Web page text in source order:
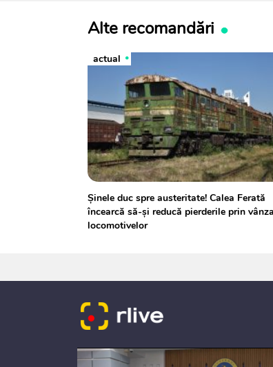
Alte recomandări
actual
Șinele duc spre austeritate! Calea Ferată
încearcă să-și reducă pierderile prin
locomotivelor